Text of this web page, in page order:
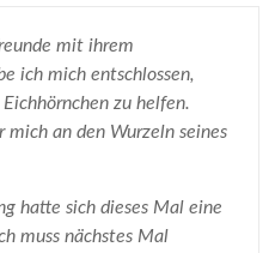
mit ihrem
ich mich entschlossen,
zu helfen.
an den Wurzeln seines
hatte sich dieses Mal eine
muss nächstes Mal